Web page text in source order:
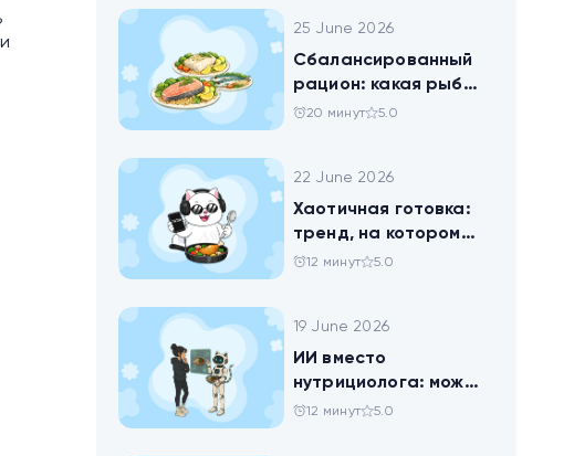
25 June 2026
Сбалансированный
рацион: какая рыба
самая полезная
20 минут 5.0
22 June 2026
Хаотичная готовка:
тренд, на котором
похудел весь ТикТок
12 минут 5.0
19 June 2026
ИИ вместо
нутрициолога: можно
ли доверить
12 минут 5.0